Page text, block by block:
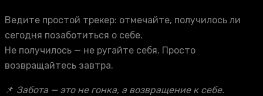
Ведите простой трекер: отмечайте, получилось ли
сегодня позаботиться о себе.
Не получилось — не ругайте себя. Просто
возвращайтесь завтра.
📌 Забота — это не гонка, а возвращение к себе.